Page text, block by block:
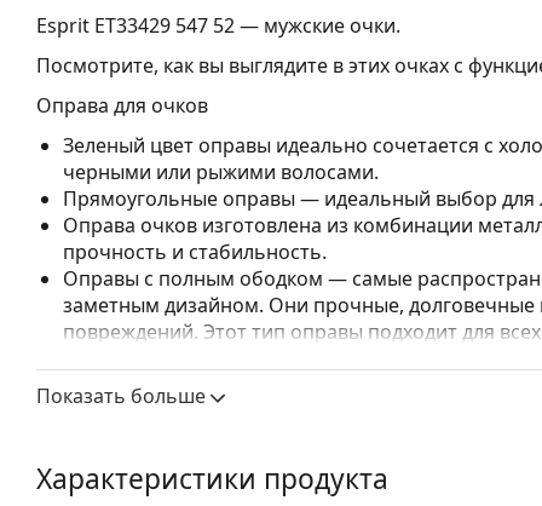
Esprit ET33429 547 52— мужские очки.
Посмотрите, как вы выглядите в этих очках с
Оправа для очков
Зеленый цвет оправы идеально сочетается с
черными или рыжими волосами.
Прямоугольные оправы — идеальный выбор для
Оправа очков изготовлена из комбинации
прочность и стабильность.
Оправы с полным ободком — самые
заметным дизайном. Они прочные,
повреждений. Этот тип оправы подходит для
Аксессуары
могут поставляться с тканевым мешочком вместо
Показать больше
Характеристики продукта